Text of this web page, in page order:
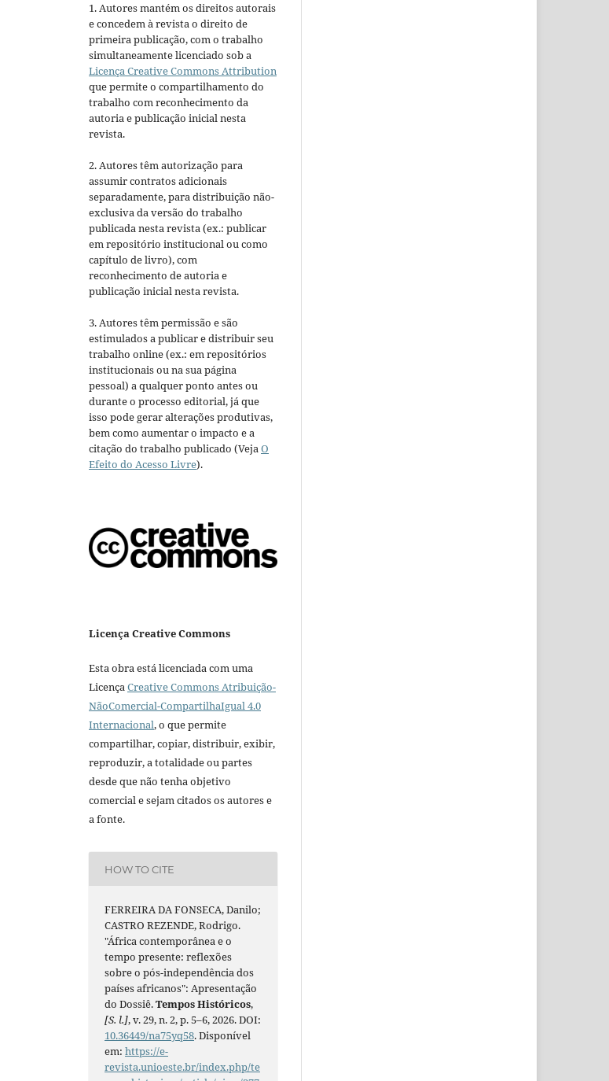
1. Autores mantém os direitos autorais
e concedem à revista o direito de
primeira publicação, com o trabalho
simultaneamente licenciado sob a
Licença Creative Commons Attribution
que permite o compartilhamento do
trabalho com reconhecimento da
autoria e publicação inicial nesta
revista.
2. Autores têm autorização para
assumir contratos adicionais
separadamente, para distribuição não-
exclusiva da versão do trabalho
publicada nesta revista (ex.: publicar
em repositório institucional ou como
capítulo de livro), com
reconhecimento de autoria e
publicação inicial nesta revista.
3. Autores têm permissão e são
estimulados a publicar e distribuir seu
trabalho online (ex.: em repositórios
institucionais ou na sua página
pessoal) a qualquer ponto antes ou
durante o processo editorial, já que
isso pode gerar alterações produtivas,
bem como aumentar o impacto e a
citação do trabalho publicado (VejaO
Efeito do Acesso Livre).
Licença Creative Commons
Esta obra está licenciada com uma
LicençaCreative Commons Atribuição-
NãoComercial-CompartilhaIgual 4.0
Internacional, o que permite
compartilhar, copiar, distribuir, exibir,
reproduzir, a totalidade ou partes
desde que não tenha objetivo
comercial e sejam citados os autores e
a fonte.
HOW TO CITE
FERREIRA DA FONSECA, Danilo;
CASTRO REZENDE, Rodrigo.
"África contemporânea e o
tempo presente: reflexões
sobre o pós-independência dos
países africanos": Apresentação
do Dossiê.Tempos Históricos,
[S. l.], v. 29, n. 2, p. 5–6, 2026. DOI:
10.36449/na75yq58. Disponível
em:https://e-
revista.unioeste.br/index.php/te